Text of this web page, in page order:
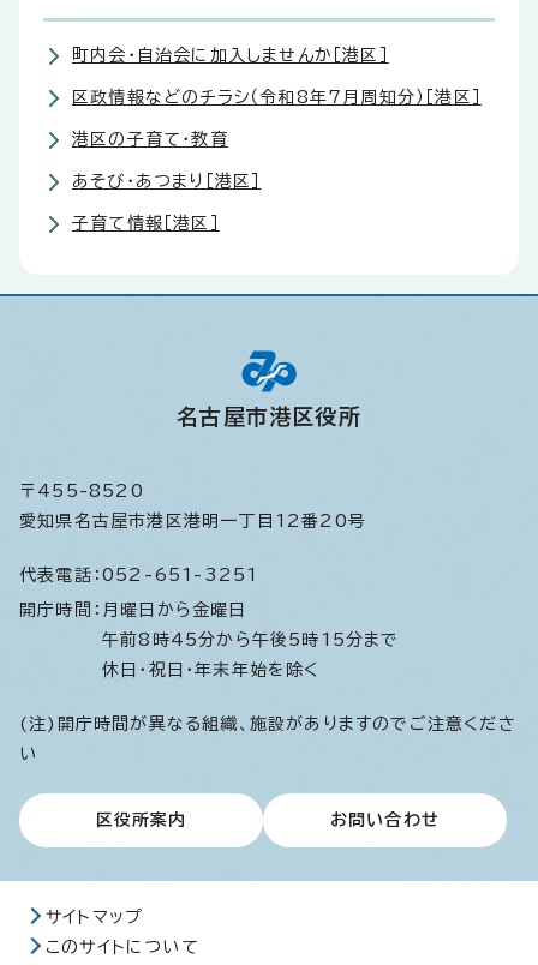
町内会・自治会に加入しませんか［港区］
区政情報などのチラシ（令和8年7月周知分）［港区］
港区の子育て・教育
あそび・あつまり［港区］
子育て情報［港区］
名古屋市港区役所
〒455-8520
愛知県名古屋市港区港明一丁目12番20号
代表電話： 052-651-3251
開庁時間： 月曜日から金曜日
午前8時45分から午後5時15分まで
休日・祝日・年末年始を除く
(注)開庁時間が異なる組織、施設がありますのでご注意くださ
い
区役所案内 お問い合わせ
サイトマップ
このサイトについて